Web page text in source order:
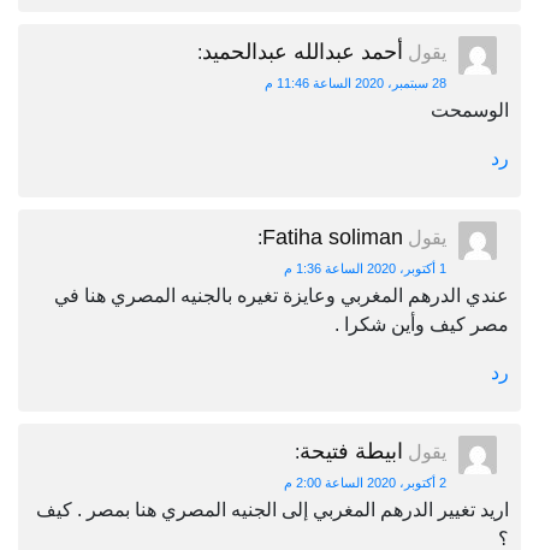
يقول أحمد عبدالله عبدالحميد:
28 سبتمبر، 2020 الساعة 11:46 م
الوسمحت
رد
يقول Fatiha soliman
:
1 أكتوبر، 2020 الساعة 1:36 م
عندي الدرهم المغربي وعايزة تغيره بالجنيه المصري هنا في
مصر كيف وأين شكرا .
رد
يقول ابيطة فتيحة:
2 أكتوبر، 2020 الساعة 2:00 م
اريد تغيير الدرهم المغربي إلى الجنيه المصري هنا بمصر . كيف
؟